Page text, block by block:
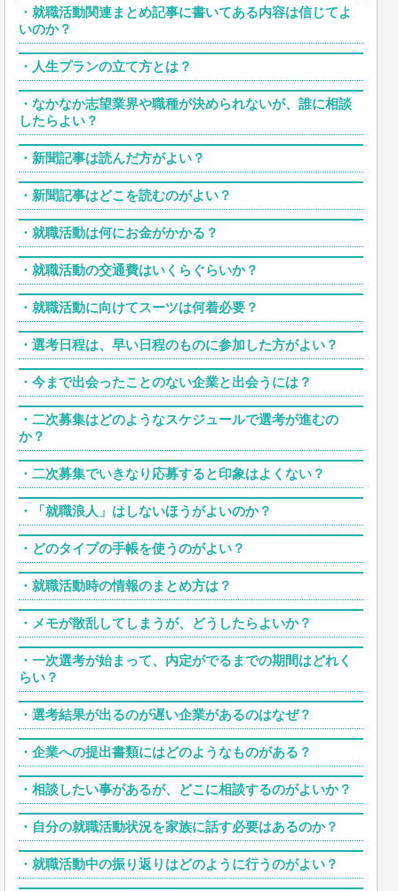
・ 就職活動関連まとめ記事に書いてある内容は信じてよ
いのか？
・ 人生プランの立て方とは？
・ なかなか志望業界や職種が決められないが、誰に相談
したらよい？
・ 新聞記事は読んだ方がよい？
・ 新聞記事はどこを読むのがよい？
・ 就職活動は何にお金がかかる？
・ 就職活動の交通費はいくらぐらいか？
・ 就職活動に向けてスーツは何着必要？
・ 選考日程は、早い日程のものに参加した方がよい？
・ 今まで出会ったことのない企業と出会うには？
・ 二次募集はどのようなスケジュールで選考が進むの
か？
・ 二次募集でいきなり応募すると印象はよくない？
・ 「就職浪人」はしないほうがよいのか？
・ どのタイプの手帳を使うのがよい？
・ 就職活動時の情報のまとめ方は？
・ メモが散乱してしまうが、どうしたらよいか？
・ 一次選考が始まって、内定がでるまでの期間はどれく
らい？
・ 選考結果が出るのが遅い企業があるのはなぜ？
・ 企業への提出書類にはどのようなものがある？
・ 相談したい事があるが、どこに相談するのがよいか？
・ 自分の就職活動状況を家族に話す必要はあるのか？
・ 就職活動中の振り返りはどのように行うのがよい？